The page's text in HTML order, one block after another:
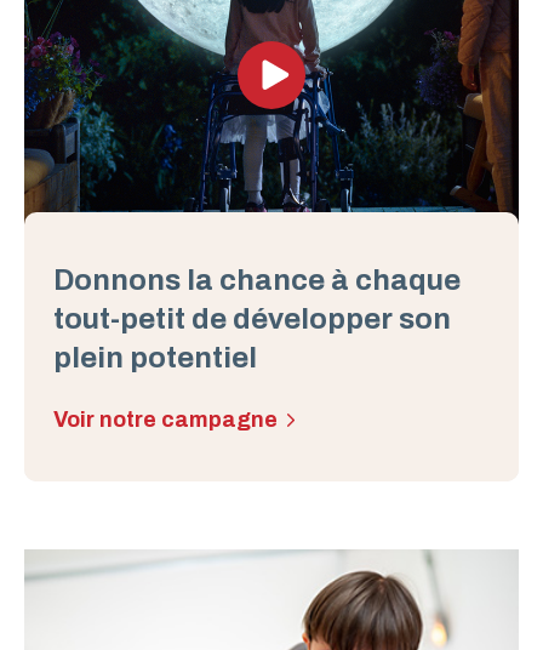
Donnons la chance à chaque
tout-petit de développer son
plein potentiel
Voir notre campagne